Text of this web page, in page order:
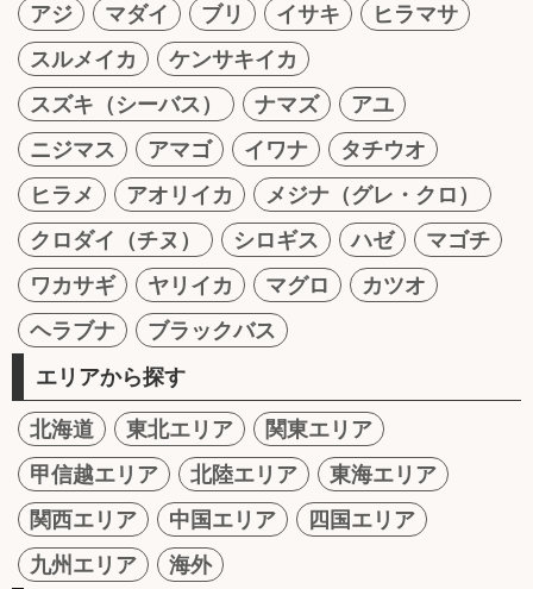
アジ マダイ ブリ イサキ
ヒラマサ
スルメイカ
ケンサキイカ
スズキ（シーバス）
ナマズ
アユ
ニジマス
アマゴ イワナ
タチウオ
ヒラメ
アオリイカ
メジナ（グレ・クロ）
クロダイ（チヌ）
シロギス ハゼ
マゴチ
ワカサギ
ヤリイカ マグロ
カツオ
ヘラブナ
ブラックバス
エリアから探す
北海道 東北エリア
関東エリア
甲信越エリア
北陸エリア
東海エリア
関西エリア
中国エリア
四国エリア
九州エリア
海外